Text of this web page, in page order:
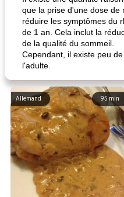
que la prise d'une dose de
réduire les symptômes du
de 1 an. Cela inclut la
de la qualité du sommeil.
Cependant, il existe peu
l'adulte.
95 min
Allemand